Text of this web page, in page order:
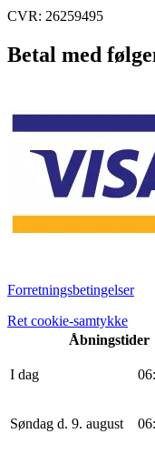
CVR: 26259495
Betal med
Forretningsbetingelser
Ret cookie-samtykke
Åbningstider
I dag 06:
Søndag d. 9. august 06: